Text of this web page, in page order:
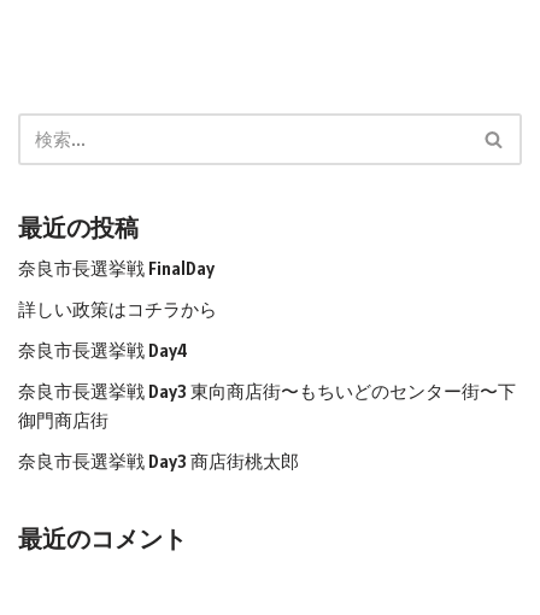
最近の投稿
奈良市長選挙戦 FinalDay
詳しい政策はコチラから
奈良市長選挙戦 Day4
奈良市長選挙戦 Day3 東向商店街〜もちいどのセンター街〜下
御門商店街
奈良市長選挙戦 Day3 商店街桃太郎
最近のコメント